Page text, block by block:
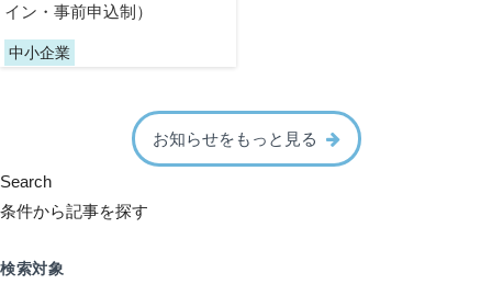
イン・事前申込制）
中小企業
お知らせをもっと見る
Search
条件から記事を探す
検索対象